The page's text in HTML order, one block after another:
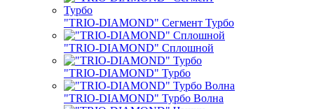
"TRIO-DIAMOND" Сегмент Турбо
"TRIO-DIAMOND" Сплошной
"TRIO-DIAMOND" Турбо
"TRIO-DIAMOND" Турбо Волна